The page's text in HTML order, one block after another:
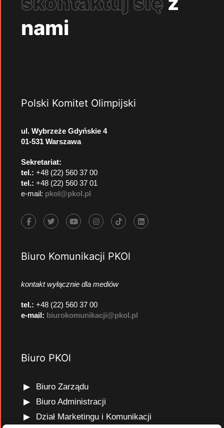
nami
Polski Komitet Olimpijski
ul. Wybrzeże Gdyńskie 4
01-531 Warszawa
Sekretariat:
tel.: +48 (22) 560 37 00
tel.: +48 (22) 560 37 01
e-mail: pkol@pkol.pl
Biuro Komunikacji PKOl
kontakt wyłącznie dla mediów
tel.: +48 (22) 560 37 00
e-mail: biurokomunikacji@pkol.pl
Biuro PKOl
Biuro Zarządu
Biuro Administracji
Dział Marketingu i Komunikacji